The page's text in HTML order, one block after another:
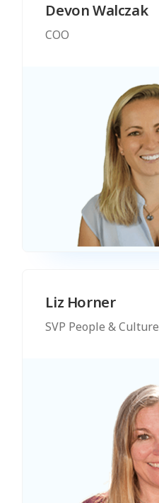
Devon Walczak
COO
Liz Horner
SVP People & Culture